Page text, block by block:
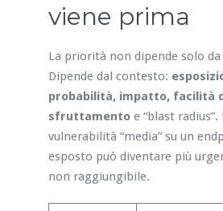
viene prima
La priorità non dipende solo
Dipende dal contesto:
probabilità, impatto, facilità
sfruttamentoe “blast radius”.
vulnerabilità “media” su un
esposto può diventare più
non raggiungibile.